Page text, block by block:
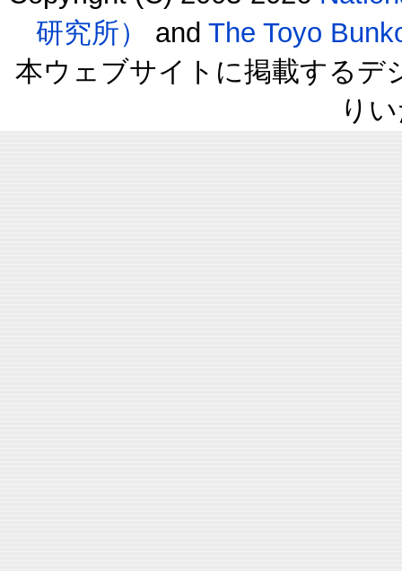
研究所）
and The Toyo
本ウェブサイトに掲載するデ
り